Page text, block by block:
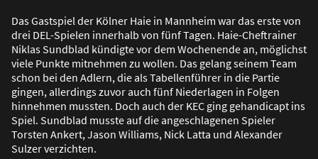
Das Gastspiel der Kölner Haie in Mannheim war das erste von
drei DEL-Spielen innerhalb von fünf Tagen. Haie-Cheftrainer
Niklas Sundblad kündigte vor dem Wochenende an, möglichst
viele Punkte mitnehmen zu wollen. Das gelang seinem Team
schon bei den Adlern, die als Tabellenführer in die Partie
gingen, allerdings zuvor auch fünf Niederlagen in Folgen
hinnehmen mussten. Doch auch der KEC ging gehandicapt ins
Spiel. Sundblad musste auf die angeschlagenen Spieler
Torsten Ankert, Jason Williams, Nick Latta und Alexander
Sulzer verzichten.